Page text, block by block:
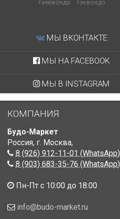
таеквондо
тэквондо
МЫ ВКОНТАКТЕ
МЫ НА FACEBOOK
МЫ В INSTAGRAM
КОМПАНИЯ
Будо-Маркет
Россия, г. Москва,
8 (926) 912-11-01 (WhatsApp)
8 (903) 683-35-76 (WhatsApp)
Пн-Пт с 10:00 до 18:00
info@budo-market.ru